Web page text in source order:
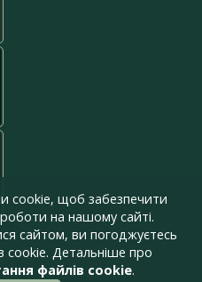
cookie, щоб забезпечити
на нашому сайті.
сайтом, ви погоджуєтесь
cookie. Детальніше про
файлів cookie.